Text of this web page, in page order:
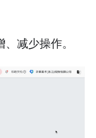
减少操作。